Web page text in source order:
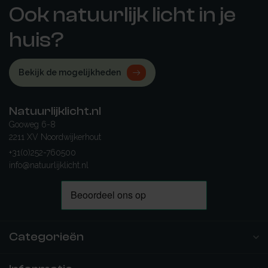
Ook natuurlijk licht in je
huis?
Bekijk de mogelijkheden
Natuurlijklicht.nl
Gooweg 6-8
2211 XV Noordwijkerhout
+31(0)252-760500
info@natuurlijklicht.nl
Categorieën